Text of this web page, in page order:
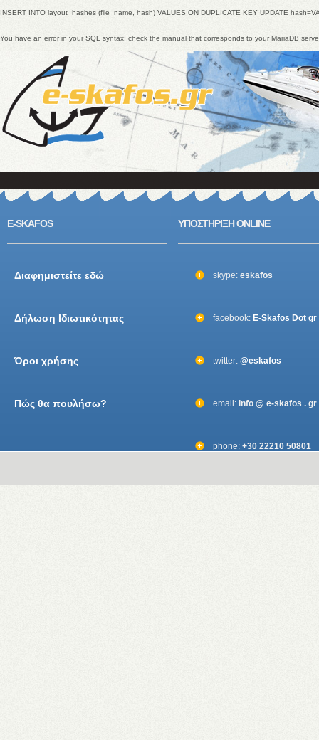
INSERT INTO layout_hashes (file_name, hash) VALUES ON DUPLICATE KEY UPDATE
You have an error in your SQL syntax; check the manual that corresponds to your MariaDB
E-SKAFOS
Διαφημιστείτε εδώ
Δήλωση Ιδιωτικότητας
Όροι χρήσης
Πώς θα πουλήσω?
ΥΠΟΣΤΗΡΙΞΗ ONLINE
skype: eskafos
facebook: E-Skafos Dot gr
twitter: @eskafos
email: info @ e-skafos . gr
phone: +30 22210 50801